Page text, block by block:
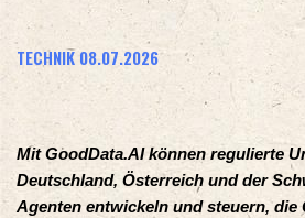
TECHNIK 08.07.2026
Mit GoodData.AI können regulierte
Deutschland, Österreich und der
Agenten entwickeln und steuern, die